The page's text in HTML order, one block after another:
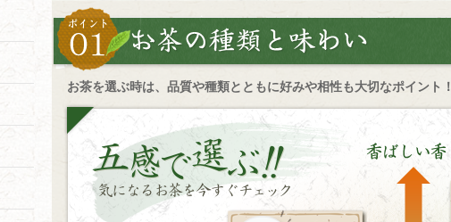
お茶を選ぶ時は、品質や種類とともに好みや相性も大切なポイント！